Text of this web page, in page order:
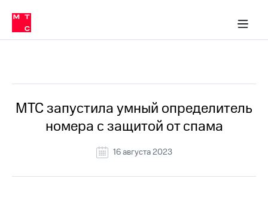
Медиа-центр
и акционерам
Устойчивое развитие
Комплаенс и деловая этика
компании
Карьера
История
компании
Руководство
в МТС
Пресс-
релизы
о технологиях
МТС запустила умный определитель
номера с защитой от спама
16 августа 2023